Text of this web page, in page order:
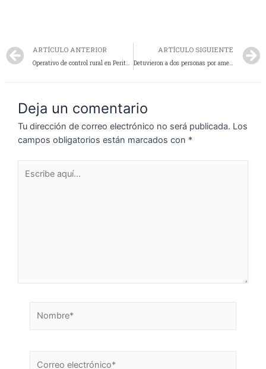
ARTÍCULO ANTERIOR
Operativo de control rural en Perito Moreno: Incautan un animal faenado y detención de un hombre
ARTÍCULO SIGUIENTE
Detuvieron a dos personas por amenazas calificadas
Deja un comentario
Tu dirección de correo electrónico no será publicada. Los
campos obligatorios están marcados con *